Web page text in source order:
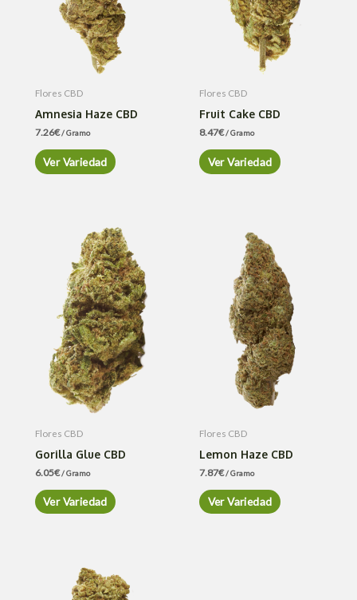
Flores CBD
Amnesia Haze CBD
7.26€/ Gramo
Ver Variedad
Flores CBD
Fruit Cake CBD
8.47€/ Gramo
Ver Variedad
Flores CBD
Gorilla Glue CBD
6.05€/ Gramo
Ver Variedad
Flores CBD
Lemon Haze CBD
7.87€/ Gramo
Ver Variedad